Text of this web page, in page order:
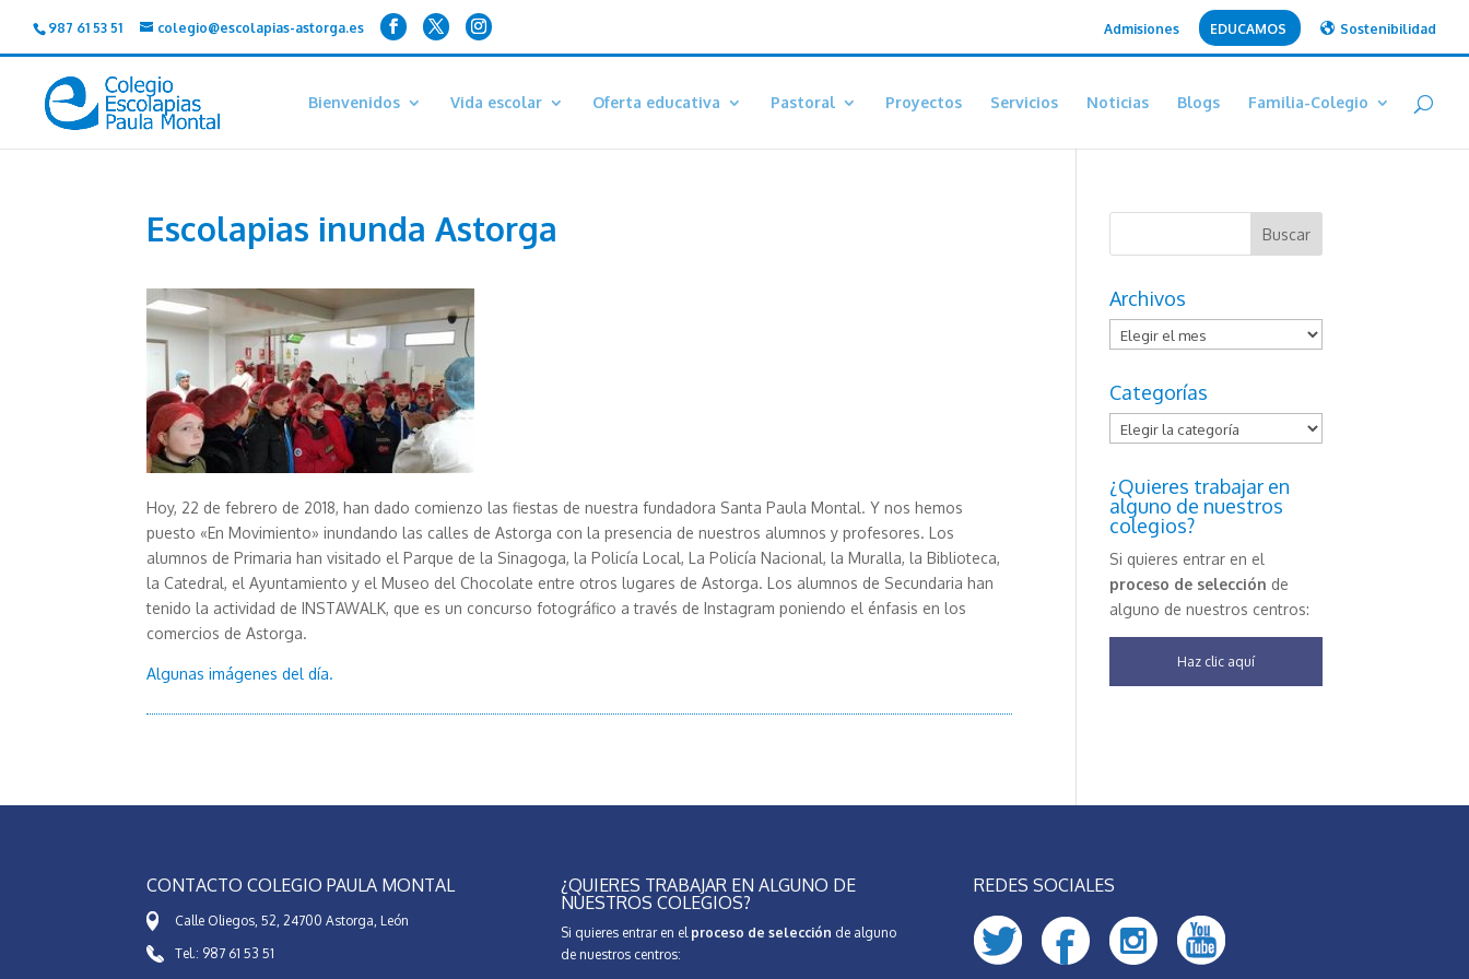
987 61 53 51 colegio@escolapias-astorga.es Admisiones EDUCAMOS Sostenibilidad
Bienvenidos Vida escolar Oferta educativa Pastoral Proyectos Servicios Noticias Blogs Familia-Colegio
Escolapias inunda Astorga
Hoy, 22 de febrero de 2018, han dado comienzo las fiestas de nuestra fundadora Santa Paula Montal. Y nos hemos
puesto «En Movimiento» inundando las calles de Astorga con la presencia de nuestros alumnos y profesores. Los
alumnos de Primaria han visitado el Parque de la Sinagoga, la Policía Local, La Policía Nacional, la Muralla, la Biblioteca,
la Catedral, el Ayuntamiento y el Museo del Chocolate entre otros lugares de Astorga. Los alumnos de Secundaria han
tenido la actividad de INSTAWALK, que es un concurso fotográfico a través de Instagram poniendo el énfasis en los
comercios de Astorga.
Algunas imágenes del día.
Archivos
Archivos
Categorías
Categorías
¿Quieres trabajar en
alguno de nuestros
colegios?
Si quieres entrar en el
proceso de selección de
alguno de nuestros centros:
Haz clic aquí
CONTACTO COLEGIO PAULA MONTAL
Calle Oliegos, 52, 24700 Astorga, León
Tel.: 987 61 53 51
¿QUIERES TRABAJAR EN ALGUNO DE
NUESTROS COLEGIOS?
Si quieres entrar en el proceso de selección de alguno
de nuestros centros:
REDES SOCIALES